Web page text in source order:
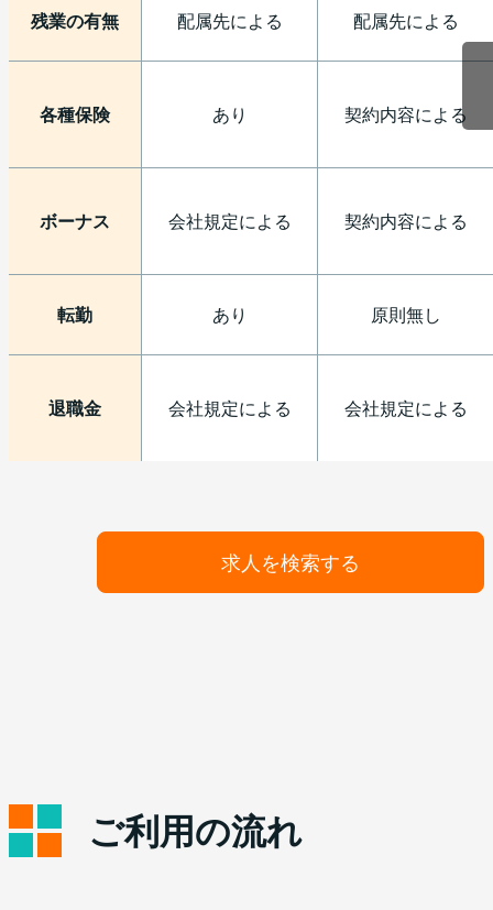
残業の有無 配属先による 配属先による
各種保険 あり 契約内容による
ボーナス 会社規定による 契約内容による
転勤 あり 原則無し
退職金 会社規定による 会社規定による
求人を検索する
ご利用の流れ